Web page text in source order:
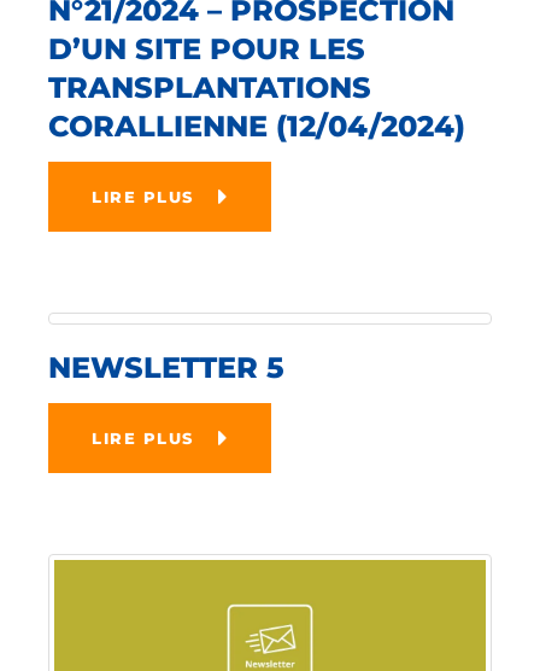
N°21/2024 – PROSPECTION
D’UN SITE POUR LES
TRANSPLANTATIONS
CORALLIENNE (12/04/2024)
LIRE PLUS
NEWSLETTER 5
LIRE PLUS